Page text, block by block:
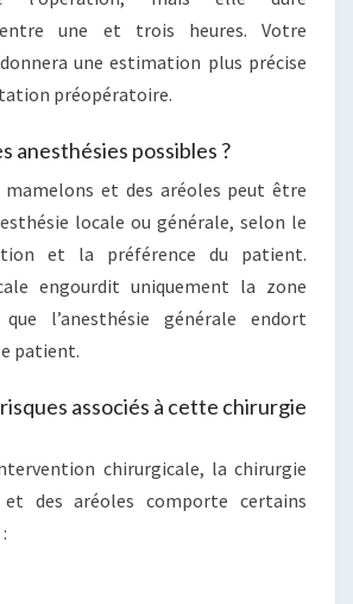
une et trois heures. Votre
une estimation plus précise
préopératoire.
anesthésies possibles ?
mamelons et des aréoles peut être
locale ou générale, selon le
et la préférence du patient.
engourdit uniquement la zone
l’anesthésie générale endort
patient.
associés à cette chirurgie
chirurgicale, la chirurgie
des aréoles comporte certains